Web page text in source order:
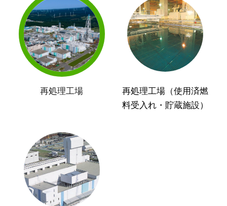
再処理工場
再処理工場（使用済燃
料受入れ・貯蔵施設）